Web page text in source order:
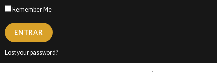
Remember Me
ENTRAR
Lost your password?